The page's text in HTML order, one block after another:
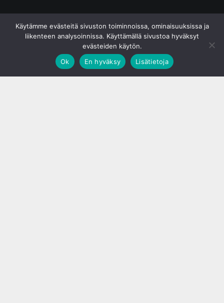
Käytämme evästeitä sivuston toiminnoissa, ominaisuuksissa ja
liikenteen analysoinnissa. Käyttämällä sivustoa hyväksyt
evästeiden käytön.
Ok
En hyväksy Lisätietoja